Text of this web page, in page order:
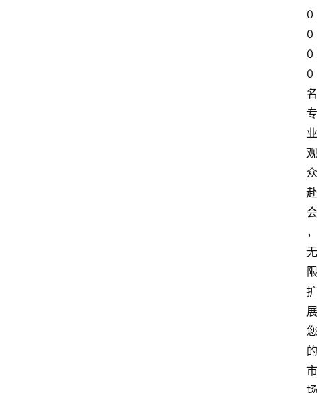
0
0
0
0
名
专
业
观
众
赴
会
，
无
限
扩
展
您
的
市
场